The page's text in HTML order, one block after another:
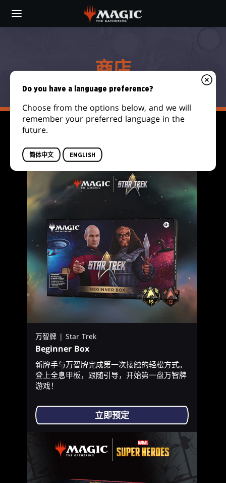
main
商店
万智牌 | Star Trek
Beginner Box
新牌手与万智牌完成第一次接触的轻松方式。
登上全息甲板，跟随引导，开始第一盘万智牌
游戏！
立即预定
Do you have a language preference?
Choose from the options below, and we will
remember your preferred language in the
future.
简体中文 ENGLISH